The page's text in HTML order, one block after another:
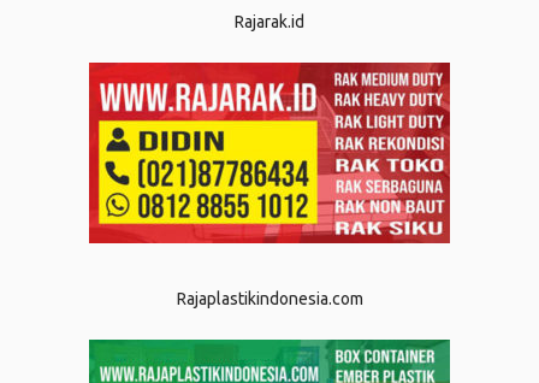
Rajarak.id
Rajaplastikindonesia.com